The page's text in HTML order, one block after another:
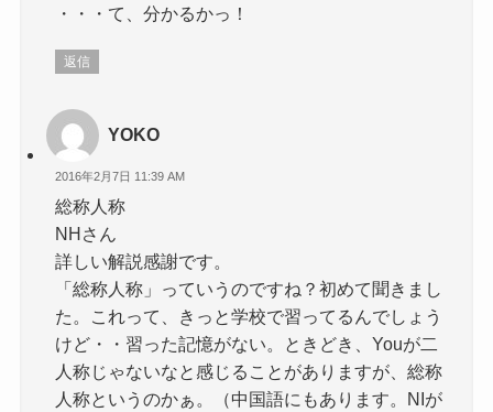
・・・て、分かるかっ！
返信
YOKO
2016年2月7日 11:39 AM
総称人称
NHさん
詳しい解説感謝です。
「総称人称」っていうのですね？初めて聞きまし
た。これって、きっと学校で習ってるんでしょう
けど・・習った記憶がない。ときどき、Youが二
人称じゃないなと感じることがありますが、総称
人称というのかぁ。（中国語にもあります。NIが